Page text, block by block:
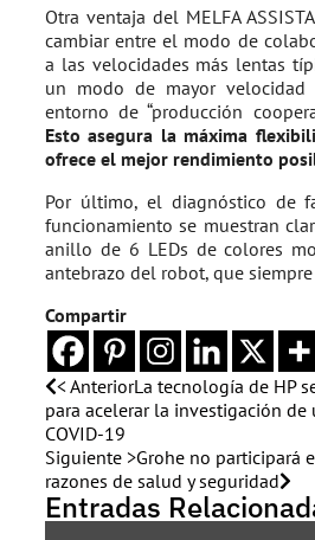
Otra ventaja del MELFA
cambiar entre el modo de
a las velocidades más lentas
un modo de mayor
entorno de “producción
Esto asegura la máxima
ofrece el mejor rendimiento
Por último, el diagnóstico de
funcionamiento se muestran
anillo de 6 LEDs de colores
antebrazo del robot, que
Compartir
< AnteriorLa tecnología de HP
para acelerar la investigación de
COVID-19
Siguiente >Grohe no participará
razones de salud y seguridad
Entradas